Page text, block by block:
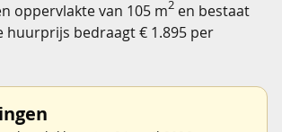
oppervlakte van 105 m2 en bestaat
huurprijs bedraagt € 1.895 per